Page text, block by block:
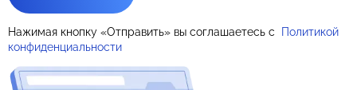
Нажимая кнопку «Отправить» вы соглашаетесь с
Политикой
конфиденциальности